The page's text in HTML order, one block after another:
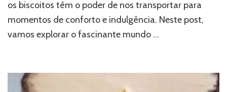
os biscoitos têm o poder de nos transportar para
momentos de conforto e indulgência. Neste post,
vamos explorar o fascinante mundo …